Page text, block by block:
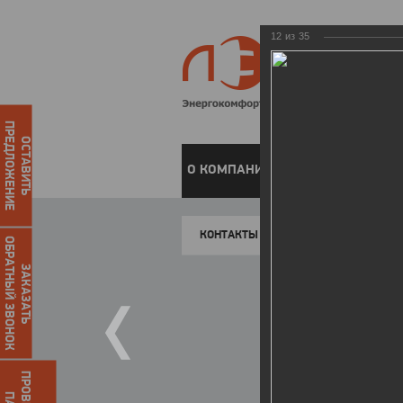
О КОМПАНИИ
КОНТАКТЫ
ОСТАВИТЬ
ПРЕДЛОЖЕНИЕ
ЗАКАЗАТЬ
ОБРАТНЫЙ ЗВОНОК
12 из 35